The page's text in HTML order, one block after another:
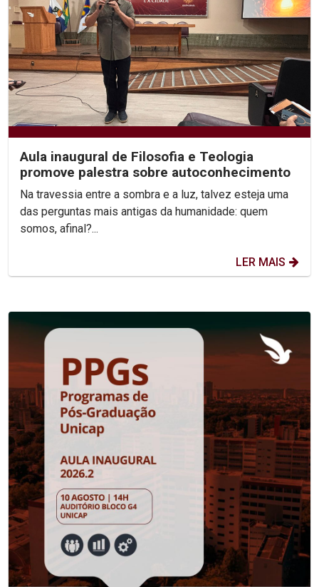
Aula inaugural de Filosofia e Teologia
promove palestra sobre autoconhecimento
Na travessia entre a sombra e a luz, talvez esteja uma
das perguntas mais antigas da humanidade: quem
somos, afinal?...
LER MAIS